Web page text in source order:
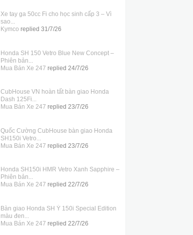
Xe tay ga 50cc Fi cho học sinh cấp 3 – Vì
sao...
Kymco replied 31/7/26
Honda SH 150 Vetro Blue New Concept –
Phiên bản...
Mua Bán Xe 247 replied 24/7/26
CubHouse VN hoàn tất bàn giao Honda
Dash 125Fi...
Mua Bán Xe 247 replied 23/7/26
Quốc Cường CubHouse bàn giao Honda
SH150i Vetro...
Mua Bán Xe 247 replied 23/7/26
Honda SH150i HMR Vetro Xanh Sapphire –
Phiên bản...
Mua Bán Xe 247 replied 22/7/26
Bàn giao Honda SH Ý 150i Special Edition
màu đen...
Mua Bán Xe 247 replied 22/7/26